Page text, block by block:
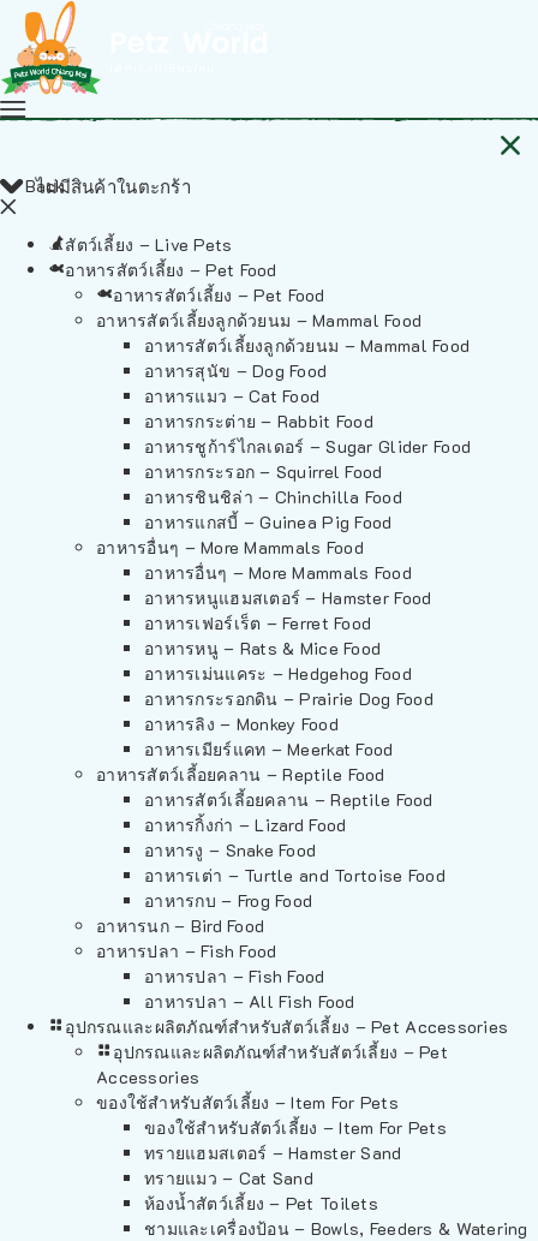
ไม่มีสินค้าในตะกร้า
Back
สัตว์เลี้ยง – Live Pets
อาหารสัตว์เลี้ยง – Pet Food
อาหารสัตว์เลี้ยง – Pet Food
อาหารสัตว์เลี้ยงลูกด้วยนม – Mammal Food
อาหารสัตว์เลี้ยงลูกด้วยนม – Mammal Food
อาหารสุนัข – Dog Food
อาหารแมว – Cat Food
อาหารกระต่าย – Rabbit Food
อาหารชูก้าร์ไกลเดอร์ – Sugar Glider Food
อาหารกระรอก – Squirrel Food
อาหารชินชิล่า – Chinchilla Food
อาหารแกสบี้ – Guinea Pig Food
อาหารอื่นๆ – More Mammals Food
อาหารอื่นๆ – More Mammals Food
อาหารหนูแฮมสเตอร์ – Hamster Food
อาหารเฟอร์เร็ต – Ferret Food
อาหารหนู – Rats & Mice Food
อาหารเม่นแคระ – Hedgehog Food
อาหารกระรอกดิน – Prairie Dog Food
อาหารลิง – Monkey Food
อาหารเมียร์แคท – Meerkat Food
อาหารสัตว์เลี้อยคลาน – Reptile Food
อาหารสัตว์เลี้อยคลาน – Reptile Food
อาหารกิ้งก่า – Lizard Food
อาหารงู – Snake Food
อาหารเต่า – Turtle and Tortoise Food
อาหารกบ – Frog Food
อาหารนก – Bird Food
อาหารปลา – Fish Food
อาหารปลา – Fish Food
อาหารปลา – All Fish Food
อุปกรณและผลิตภัณฑ์สำหรับสัตว์เลี้ยง – Pet Accessories
อุปกรณและผลิตภัณฑ์สำหรับสัตว์เลี้ยง – Pet
Accessories
ของใช้สำหรับสัตว์เลี้ยง – Item For Pets
ของใช้สำหรับสัตว์เลี้ยง – Item For Pets
ทรายแฮมสเตอร์ – Hamster Sand
ทรายแมว – Cat Sand
ห้องน้ำสัตว์เลี้ยง – Pet Toilets
ชามและเครื่องป้อน – Bowls, Feeders & Watering